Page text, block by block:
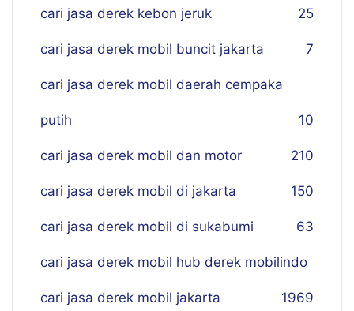
cari jasa derek kebon jeruk 25
cari jasa derek mobil buncit jakarta 7
cari jasa derek mobil daerah cempaka
putih 10
cari jasa derek mobil dan motor 210
cari jasa derek mobil di jakarta 150
cari jasa derek mobil di sukabumi 63
cari jasa derek mobil hub derek mobilindo
69
cari jasa derek mobil jakarta 19